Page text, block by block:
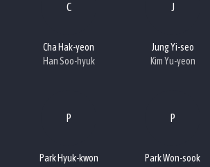
C
Cha Hak-yeon
Han Soo-hyuk
J
Jung Yi-seo
Kim Yu-yeon
P
Park Hyuk-kwon
P
Park Won-sook